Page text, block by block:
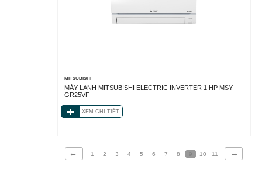
MITSUBISHI
MÁY LẠNH MITSUBISHI ELECTRIC INVERTER 1 HP MSY-
GR25VF
XEM CHI TIẾT
← 1 2 3 4 5 6 7 8 9 10 11 →